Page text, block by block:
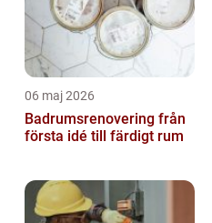
06 maj 2026
Badrumsrenovering från
första idé till färdigt rum